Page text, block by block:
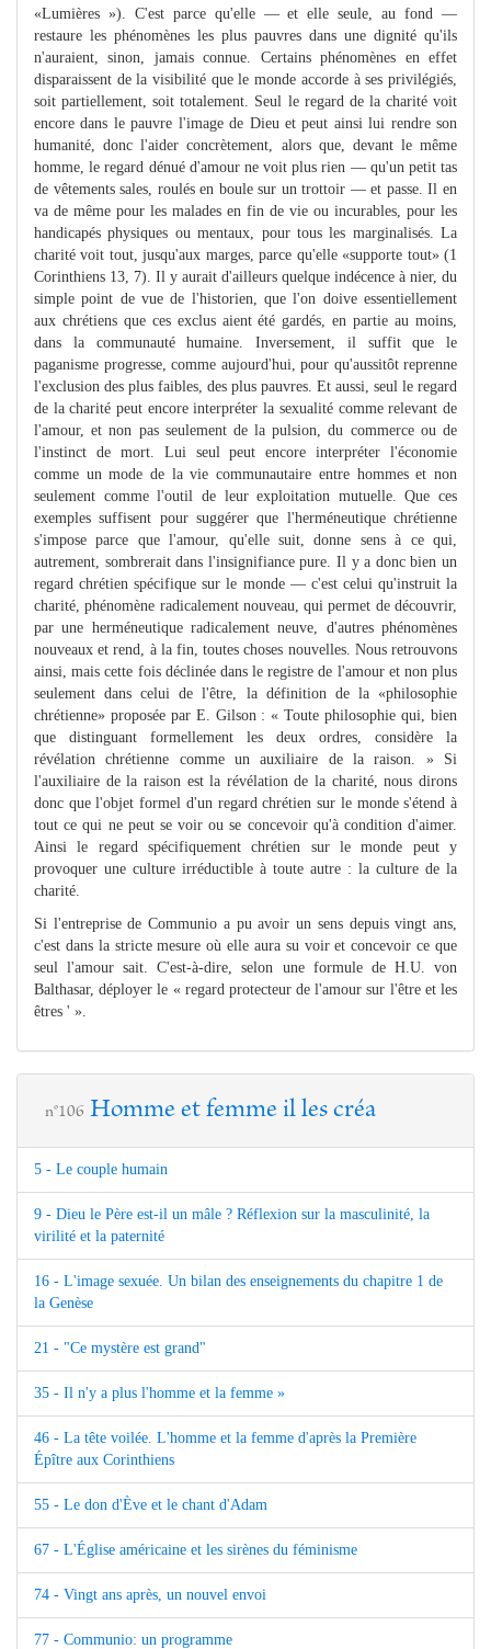
«Lumières »). C'est parce qu'elle — et elle seule, au fond —
restaure les phénomènes les plus pauvres dans une dignité qu'ils
n'auraient, sinon, jamais connue. Certains phénomènes en effet
disparaissent de la visibilité que le monde accorde à ses privilégiés,
soit partiellement, soit totalement. Seul le regard de la charité voit
encore dans le pauvre l'image de Dieu et peut ainsi lui rendre son
humanité, donc l'aider concrètement, alors que, devant le même
homme, le regard dénué d'amour ne voit plus rien — qu'un petit tas
de vêtements sales, roulés en boule sur un trottoir — et passe. Il en
va de même pour les malades en fin de vie ou incurables, pour les
handicapés physiques ou mentaux, pour tous les marginalisés. La
charité voit tout, jusqu'aux marges, parce qu'elle «supporte tout» (1
Corinthiens 13, 7). Il y aurait d'ailleurs quelque indécence à nier, du
simple point de vue de l'historien, que l'on doive essentiellement
aux chrétiens que ces exclus aient été gardés, en partie au moins,
dans la communauté humaine. Inversement, il suffit que le
paganisme progresse, comme aujourd'hui, pour qu'aussitôt reprenne
l'exclusion des plus faibles, des plus pauvres. Et aussi, seul le regard
de la charité peut encore interpréter la sexualité comme relevant de
l'amour, et non pas seulement de la pulsion, du commerce ou de
l'instinct de mort. Lui seul peut encore interpréter l'économie
comme un mode de la vie communautaire entre hommes et non
seulement comme l'outil de leur exploitation mutuelle. Que ces
exemples suffisent pour suggérer que l'herméneutique chrétienne
s'impose parce que l'amour, qu'elle suit, donne sens à ce qui,
autrement, sombrerait dans l'insignifiance pure. Il y a donc bien un
regard chrétien spécifique sur le monde — c'est celui qu'instruit la
charité, phénomène radicalement nouveau, qui permet de découvrir,
par une herméneutique radicalement neuve, d'autres phénomènes
nouveaux et rend, à la fin, toutes choses nouvelles. Nous retrouvons
ainsi, mais cette fois déclinée dans le registre de l'amour et non plus
seulement dans celui de l'être, la définition de la «philosophie
chrétienne» proposée par E. Gilson : « Toute philosophie qui, bien
que distinguant formellement les deux ordres, considère la
révélation chrétienne comme un auxiliaire de la raison. » Si
l'auxiliaire de la raison est la révélation de la charité, nous dirons
donc que l'objet formel d'un regard chrétien sur le monde s'étend à
tout ce qui ne peut se voir ou se concevoir qu'à condition d'aimer.
Ainsi le regard spécifiquement chrétien sur le monde peut y
provoquer une culture irréductible à toute autre : la culture de la
charité.
Si l'entreprise de Communio a pu avoir un sens depuis vingt ans,
c'est dans la stricte mesure où elle aura su voir et concevoir ce que
seul l'amour sait. C'est-à-dire, selon une formule de H.U. von
Balthasar, déployer le « regard protecteur de l'amour sur l'être et les
êtres ' ».
n°106 Homme et femme il les créa
5 - Le couple humain
9 - Dieu le Père est-il un mâle ? Réflexion sur la masculinité, la
virilité et la paternité
16 - L'image sexuée. Un bilan des enseignements du chapitre 1 de
la Genèse
21 - "Ce mystère est grand"
35 - Il n'y a plus l'homme et la femme »
46 - La tête voilée. L'homme et la femme d'après la Première
Épître aux Corinthiens
55 - Le don d'Ève et le chant d'Adam
67 - L'Église américaine et les sirènes du féminisme
74 - Vingt ans après, un nouvel envoi
77 - Communio: un programme